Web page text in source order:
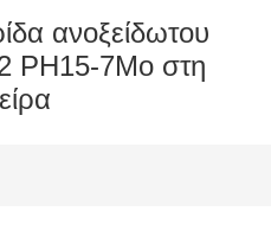
ανοξείδωτου
PH15-7Mo στη